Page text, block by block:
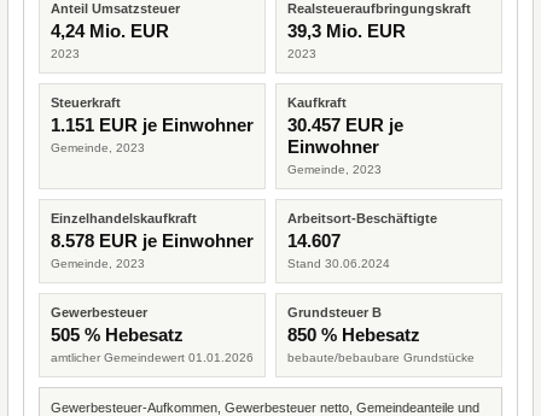
Anteil Umsatzsteuer
4,24 Mio. EUR
2023
Realsteueraufbringungskraft
39,3 Mio. EUR
2023
Steuerkraft
1.151 EUR je Einwohner
Gemeinde, 2023
Kaufkraft
30.457 EUR je
Einwohner
Gemeinde, 2023
Einzelhandelskaufkraft
8.578 EUR je Einwohner
Gemeinde, 2023
Arbeitsort-Beschäftigte
14.607
Stand 30.06.2024
Gewerbesteuer
505 % Hebesatz
amtlicher Gemeindewert 01.01.2026
Grundsteuer B
850 % Hebesatz
bebaute/bebaubare Grundstücke
Gewerbesteuer-Aufkommen, Gewerbesteuer netto, Gemeindeanteile und